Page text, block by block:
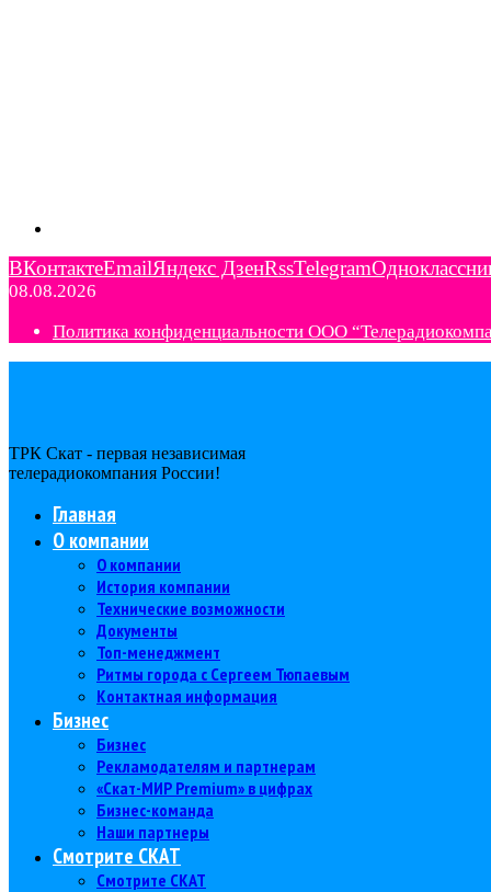
ВКонтактеEmailЯндекс ДзенRssTelegram
08.08.2026
Политика конфиденциальности ООО
ТРК Скат - первая независимая
телерадиокомпания Роcсии!
Главная
О компании
О компании
История компании
Технические возможности
Документы
Топ-менеджмент
Ритмы города с Сергеем Тюпаевым
Контактная информация
Бизнес
Бизнес
Рекламодателям и партнерам
«Скат-МИР Premium» в цифрах
Бизнес-команда
Наши партнеры
Смотрите СКАТ
Смотрите СКАТ